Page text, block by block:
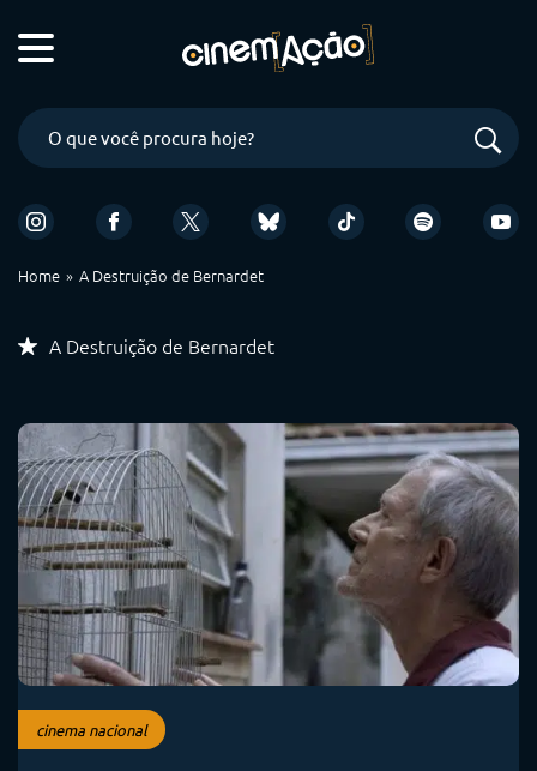
Home A Destruição de Bernardet
A Destruição de Bernardet
cinema nacional